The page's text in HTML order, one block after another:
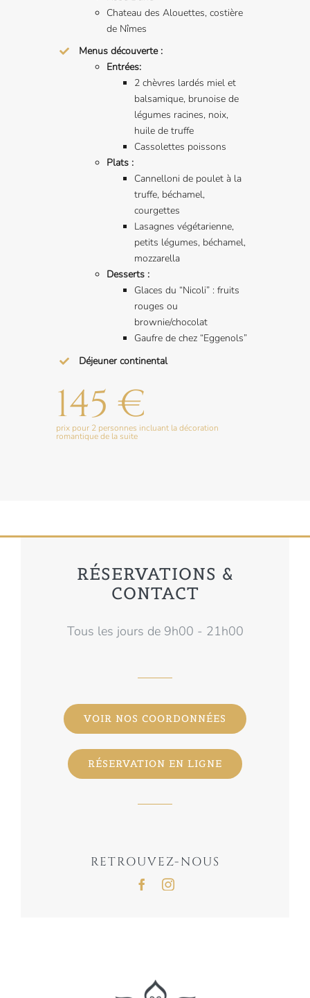
Chateau des Alouettes, costière
de Nîmes
Menus découverte :
Entrées:
2 chèvres lardés miel et
balsamique, brunoise de
légumes racines, noix,
huile de truffe
Cassolettes poissons
Plats :
Cannelloni de poulet à la
truffe, béchamel,
courgettes
Lasagnes végétarienne,
petits légumes, béchamel,
mozzarella
Desserts :
Glaces du “Nicoli” : fruits
rouges ou
brownie/chocolat
Gaufre de chez “Eggenols”
Déjeuner continental
145 €
prix pour 2 personnes incluant la décoration
romantique de la suite
RÉSERVATIONS &
CONTACT
Tous les jours de 9h00 - 21h00
VOIR NOS COORDONNÉES
RÉSERVATION EN LIGNE
RETROUVEZ-NOUS